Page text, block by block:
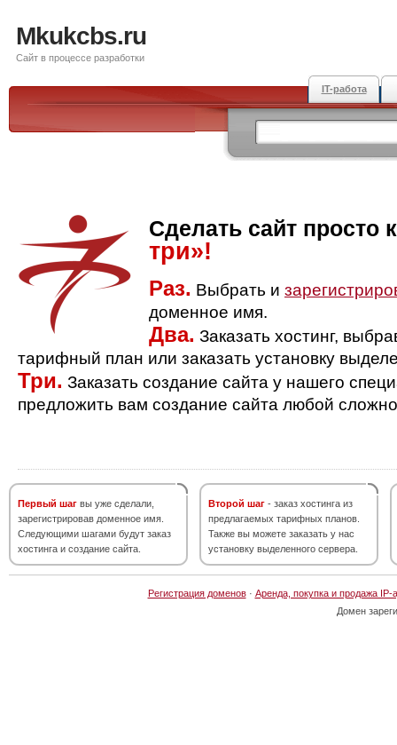
Mkukcbs.ru
Сайт в процессе разработки
IT-работа
Сделать сайт просто
три»!
Раз. Выбрать и
доменное имя.
Два. Заказать хостинг,
тарифный план или заказать установку
Три. Заказать создание сайта у нашего
предложить вам создание сайта любой
Первый шаг вы уже сделали,
зарегистрировав доменное имя.
Следующими шагами будут заказ
хостинга и создание сайта.
Второй шаг - заказ хостинга из
предлагаемых тарифных планов.
Также вы можете заказать у нас
установку выделенного сервера.
Регистрация доменов· Аренда, покупка и продажа IP-
Домен